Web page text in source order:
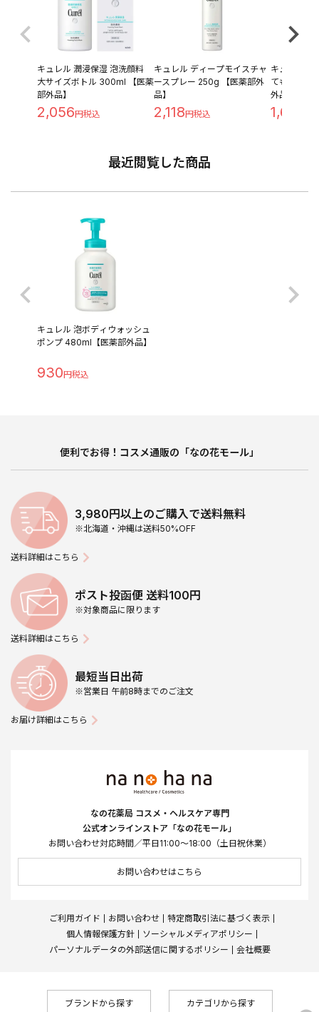
キュレル 潤浸保湿 泡洗顔料
大サイズボトル 300ml 【医薬
部外品】
2,056
キュレル ディープモイスチャ
ースプレー 250g 【医薬部外
品】
2,118
キュレル 潤
てもしっと
外品】
1,680
最近閲覧した商品
キュレル 泡ボディウォッシュ
ポンプ 480ml【医薬部外品】
930
便利でお得！コスメ通販の「なの花モール」
3,980円以上のご購入で送料無料
※北海道・沖縄は送料50%OFF
送料詳細はこちら
ポスト投函便 送料100円
※対象商品に限ります
送料詳細はこちら
最短当日出荷
※営業日 午前8時までのご注文
お届け詳細はこちら
なの花薬局 コスメ・ヘルスケア専門
公式オンラインストア「なの花モール」
お問い合わせ対応時間／平日11:00～18:00（土日祝休業）
お問い合わせはこちら
ご利用ガイド お問い合わせ
特定商取引法に基づく表示
個人情報保護方針
ソーシャルメディアポリシー
パーソナルデータの外部送信に関するポリシー
会社概要
ブランドから探す カテゴリから探す